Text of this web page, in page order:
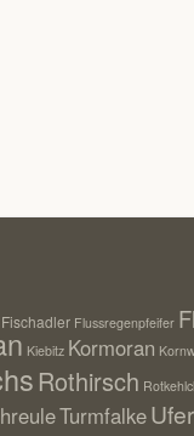
Fischadler Flussregenpfeifer
Kiebitz Kormoran
Rothirsch
Turmfalke